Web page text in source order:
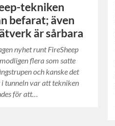
tekniken
befarat; även
är sårbara
nyhet runt FireSheep
flera som satte
och kanske det
i tunneln var att tekniken
för att…